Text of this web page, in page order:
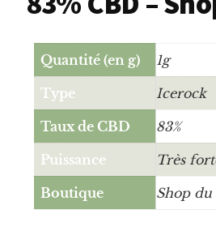
Quantité (en g) 1g
Type Icerock
Taux de CBD 83%
Puissance Très
Boutique Shop du